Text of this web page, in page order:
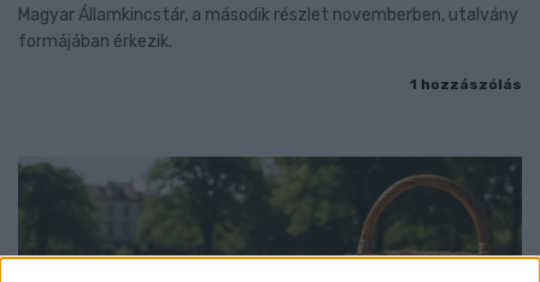
Magyar Államkincstár, a második részlet novemberben, utalvány
formájában érkezik.
1 hozzászólás